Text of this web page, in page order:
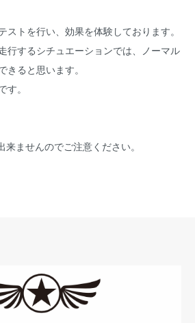
ストを行い、効果を体験しております。
行するシチュエーションでは、ノーマル
きると思います。
す。
ませんのでご注意ください。